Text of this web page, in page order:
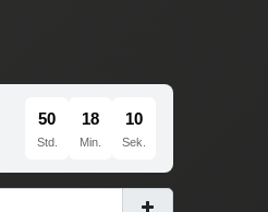
50
Std.
18
Min.
09
Sek.